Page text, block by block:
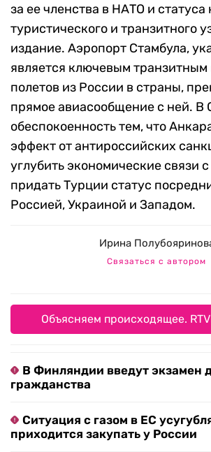
за ее членства в НАТО и статуса
туристического и транзитного
издание. Аэропорт Стамбула,
является ключевым транзитным
полетов из России в страны,
прямое авиасообщение с ней.
обеспокоенность тем, что
эффект от антироссийских
углубить экономические связи
придать Турции статус
Россией, Украиной и Западом.
Ирина
Связаться с автором
Объясняем происходящее.
В Финляндии введут экзамен
гражданства
Ситуация с газом в ЕС
приходится закупать у России